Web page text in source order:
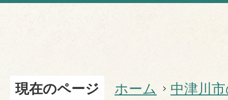
現在のページ ホーム 中津川